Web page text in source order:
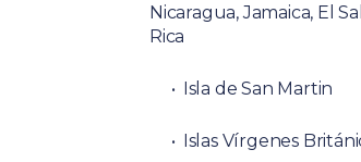
Nicaragua, Jamaica, El
Rica
Isla de San Martin
Islas Vírgenes